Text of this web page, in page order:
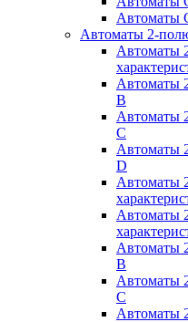
Автоматы
Автоматы 2-
Автоматы
Автоматы
B
Автоматы
C
Автоматы
D
Автоматы
Автоматы
Автоматы
B
Автоматы
C
Автоматы